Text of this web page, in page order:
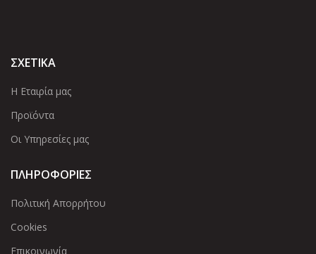
ΣΧΕΤΙΚΑ
Η Εταιρία μας
Προϊόντα
Οι Υπηρεσίες μας
ΠΛΗΡΟΦΟΡΙΕΣ
Πολιτική Απορρήτου
Cookies
Επικοινωνία